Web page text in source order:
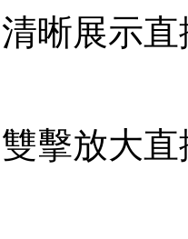
晰展示
擊放大